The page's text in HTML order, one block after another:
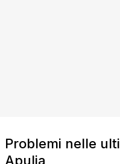
Problemi nelle
Apulia